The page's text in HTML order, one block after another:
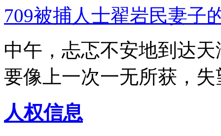
709被捕人士翟岩民妻子
中午，忐忑不安地到达
要像上一次一无所获，
人权信息